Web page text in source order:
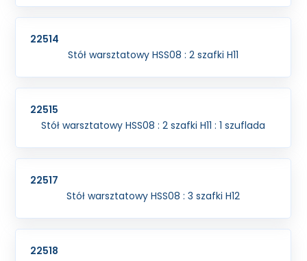
22514
Stół warsztatowy HSS08 : 2 szafki H11
22515
Stół warsztatowy HSS08 : 2 szafki H11 : 1 szuflada
22517
Stół warsztatowy HSS08 : 3 szafki H12
22518